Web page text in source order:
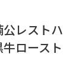
レストハ
ロースト